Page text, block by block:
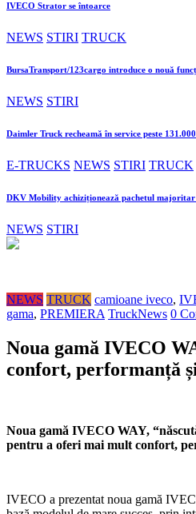
IVECO Strator se întoarce
NEWS STIRI TRUCK
BursaTransport/123cargo introduce o nouă
NEWS STIRI
Daimler Truck recheamă în service peste
E-TRUCKS NEWS STIRI TRUCK
DKV Mobility achiziționează pachetul
NEWS STIRI
NEWS TRUCK camioane iveco,
gama, PREMIERA TruckNews 0
Noua gamă IVECO
confort, performanță
Noua gamă IVECO WAY,
pentru a oferi mai mult confort,
IVECO a prezentat noua gamă